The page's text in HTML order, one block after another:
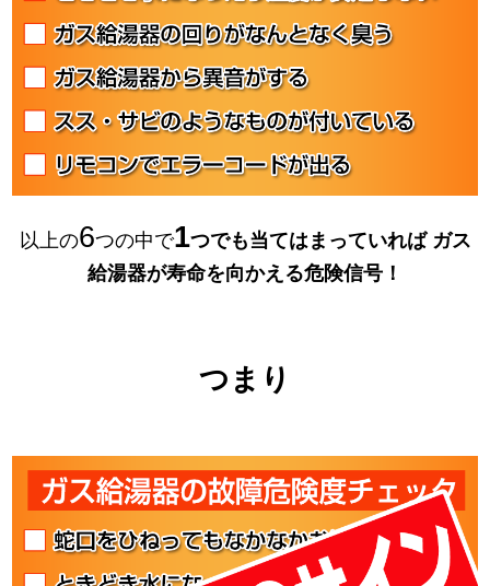
以上の6つの中で1つでも当てはまっていればガス
給湯器が寿命を向かえる危険信号！
つまり